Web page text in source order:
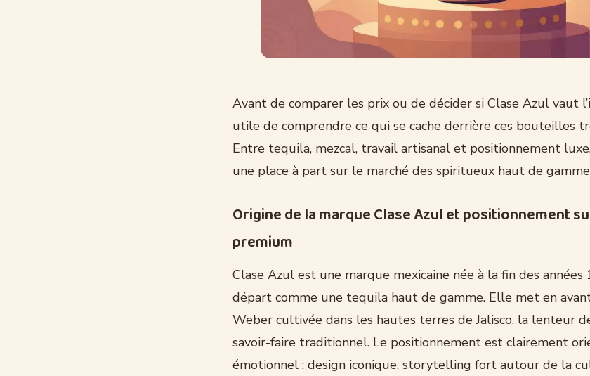
Avant de comparer les prix ou de décider si Clase Azul vaut
utile de comprendre ce qui se cache derrière ces bouteilles
Entre tequila, mezcal, travail artisanal et positionnement
une place à part sur le marché des spiritueux haut de
Origine de la marque Clase Azul et positionnement
premium
Clase Azul est une marque mexicaine née à la fin des années
départ comme une tequila haut de gamme. Elle met en
Weber cultivée dans les hautes terres de Jalisco, la lenteur
savoir-faire traditionnel. Le positionnement est clairement
émotionnel : design iconique, storytelling fort autour de la